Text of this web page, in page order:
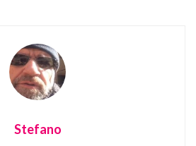
Stefano